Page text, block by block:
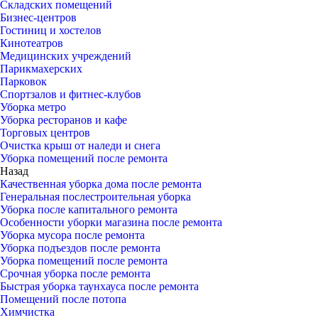
Складских помещений
Бизнес-центров
Гостиниц и хостелов
Кинотеатров
Медицинских учреждений
Парикмахерских
Парковок
Спортзалов и фитнес-клубов
Уборка метро
Уборка ресторанов и кафе
Торговых центров
Очистка крыш от наледи и снега
Уборка помещений после ремонта
Назад
Качественная уборка дома после ремонта
Генеральная послестроительная уборка
Уборка после капитального ремонта
Особенности уборки магазина после ремонта
Уборка мусора после ремонта
Уборка подъездов после ремонта
Уборка помещений после ремонта
Срочная уборка после ремонта
Быстрая уборка таунхауса после ремонта
Помещений после потопа
Химчистка